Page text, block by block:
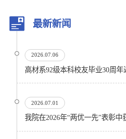
最新新闻
2026.07.06
高材系92级本科校友毕业30周
2026.07.01
我院在2026年“两优一先”表彰中